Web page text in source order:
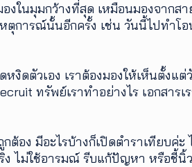
งในมุมกว้างที่สุด เหมือนมองจากส
การณ์นั้นอีกครั้ง เช่น วันนี้ไปทำโอ
ดตัวเอง เราต้องมองให้เห็นตั้งแต่
ทรัพย์เราทำอย่างไร เอกสารเร
ต้อง มีอะไรบ้างก็เปิดตำราเทียบค่
ไม่ใช้อารมณ์ รีบแก้ปัญหา หรือชี้นิ้